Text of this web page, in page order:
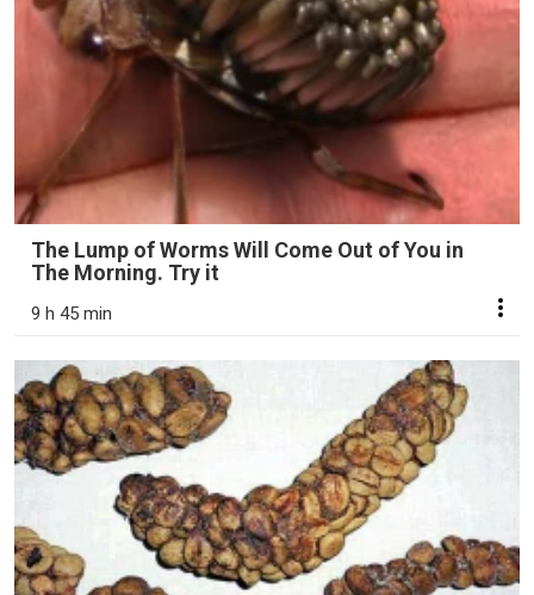
The Lump of Worms Will Come Out of You in
The Morning. Try it
9 h 45 min